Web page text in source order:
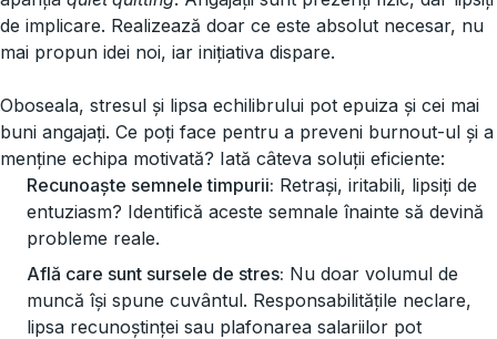
de implicare. Realizează doar ce este absolut necesar, nu
mai propun idei noi, iar inițiativa dispare.
Oboseala, stresul și lipsa echilibrului pot epuiza și cei mai
buni angajați. Ce poți face pentru a preveni burnout-ul și a
menține echipa motivată? Iată câteva soluții eficiente:
Recunoaște semnele timpurii: Retrași, iritabili, lipsiți de
entuziasm? Identifică aceste semnale înainte să devină
probleme reale.
Află care sunt sursele de stres: Nu doar volumul de
muncă își spune cuvântul. Responsabilitățile neclare,
lipsa recunoștinței sau plafonarea salariilor pot